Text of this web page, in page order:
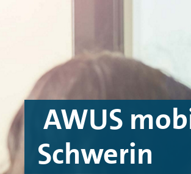
AWUS
Schwerin